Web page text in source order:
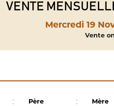
VENTE
Mercredi 19
Vente
Père Mère